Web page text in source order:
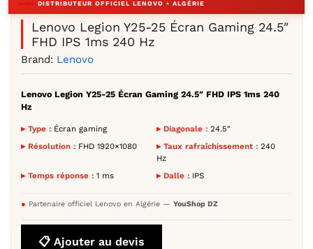
Lenovo Legion Y25-25 Écran Gaming 24.5″
FHD IPS 1ms 240 Hz
Brand: Lenovo
Lenovo Legion Y25-25 Écran Gaming 24.5″ FHD IPS 1ms 240
Hz
▸ Type : Écran gaming ▸ Diagonale : 24.5″
▸ Résolution : FHD 1920×1080 ▸ Taux rafraîchissement : 240
Hz
▸ Temps réponse : 1 ms ▸ Dalle : IPS
● Partenaire officiel Lenovo en Algérie — YouShop DZ
📋 Ajouter au devis